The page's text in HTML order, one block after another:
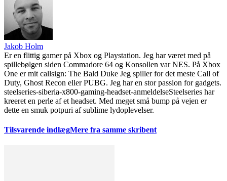
Jakob Holm
Er en flittig gamer på Xbox og Playstation. Jeg har været med på
spillebølgen siden Commadore 64 og Konsollen var NES. På Xbox
One er mit callsign: The Bald Duke Jeg spiller for det meste Call of
Duty, Ghost Recon eller PUBG. Jeg har en stor passion for gadgets.
steelseries-siberia-x800-gaming-headset-anmeldelseSteelseries har
kreeret en perle af et headset. Med meget små bump på vejen er
dette en smuk potpuri af sublime lydoplevelser.
Tilsvarende indlægMere fra samme skribent